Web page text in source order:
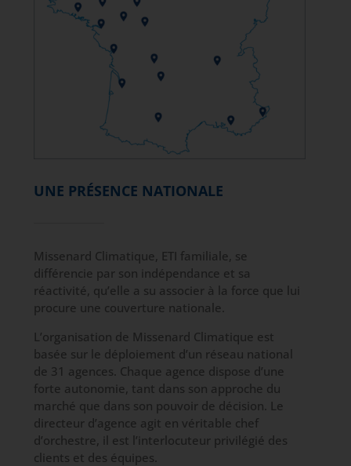
UNE PRÉSENCE NATIONALE
Missenard Climatique, ETI familiale, se
différencie par son indépendance et sa
réactivité, qu’elle a su associer à la force que lui
procure une couverture nationale.
L’organisation de Missenard Climatique est
basée sur le déploiement d’un réseau national
de 31 agences. Chaque agence dispose d’une
forte autonomie, tant dans son approche du
marché que dans son pouvoir de décision. Le
directeur d’agence agit en véritable chef
d’orchestre, il est l’interlocuteur privilégié des
clients et des équipes.